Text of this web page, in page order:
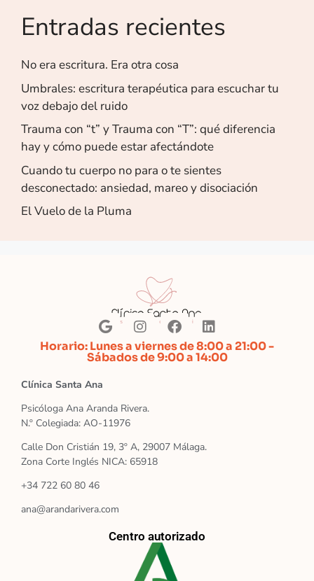
Entradas recientes
No era escritura. Era otra cosa
Umbrales: escritura terapéutica para escuchar tu
voz debajo del ruido
Trauma con “t” y Trauma con “T”: qué diferencia
hay y cómo puede estar afectándote
Cuando tu cuerpo no para o te sientes
desconectado: ansiedad, mareo y disociación
El Vuelo de la Pluma
Horario: Lunes a viernes de 8:00 a 21:00 -
Sábados de 9:00 a 14:00
Clínica Santa Ana
Psicóloga Ana Aranda Rivera.
N.º Colegiada: AO-11976
Calle Don Cristián 19, 3º A, 29007 Málaga.
Zona Corte Inglés NICA: 65918
+34 722 60 80 46
ana@arandarivera.com
Centro autorizado